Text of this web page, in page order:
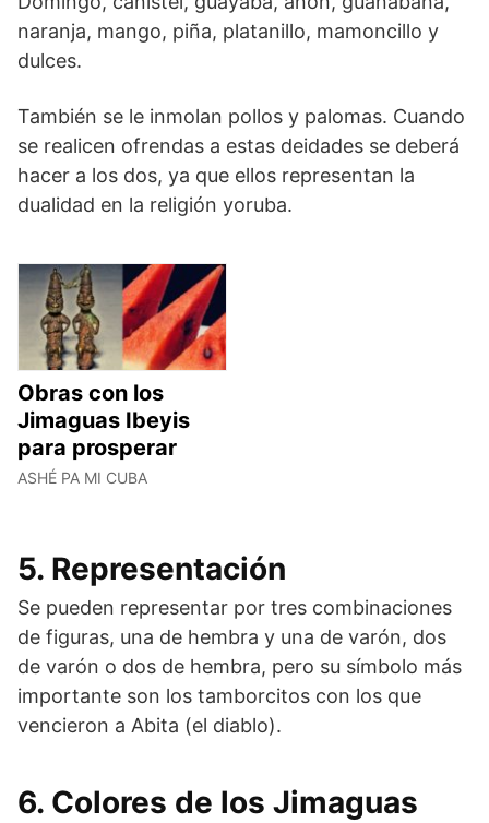
naranja, mango, piña, platanillo, mamoncillo y
dulces.
También se le inmolan pollos y palomas. Cuando
se realicen ofrendas a estas deidades se deberá
hacer a los dos, ya que ellos representan la
dualidad en la religión yoruba.
Obras con los
Jimaguas Ibeyis
para prosperar
ASHÉ PA MI CUBA
5. Representación
Se pueden representar por tres combinaciones
de figuras, una de hembra y una de varón, dos
de varón o dos de hembra, pero su símbolo más
importante son los tamborcitos con los que
vencieron a Abita (el diablo).
6. Colores de los Jimaguas